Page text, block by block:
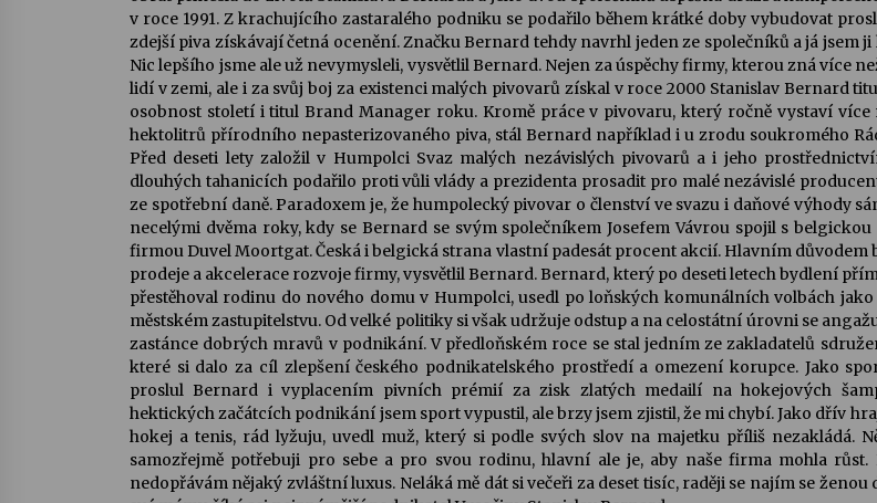
v roce 1991. Z krachujícího zastaralého podniku se podařilo během krátké doby vybudovat
zdejší piva získávají četná ocenění. Značku Bernard tehdy navrhl jeden ze společníků a já jsem
Nic lepšího jsme ale už nevymysleli, vysvětlil Bernard. Nejen za úspěchy firmy, kterou zná více
lidí v zemi, ale i za svůj boj za existenci malých pivovarů získal v roce 2000 Stanislav Bernard
osobnost století i titul Brand Manager roku. Kromě práce v pivovaru, který ročně vystaví více
hektolitrů přírodního nepasterizovaného piva, stál Bernard například i u zrodu soukromého
Před deseti lety založil v Humpolci Svaz malých nezávislých pivovarů a i jeho
dlouhých tahanicích podařilo proti vůli vlády a prezidenta prosadit pro malé nezávislé
ze spotřební daně. Paradoxem je, že humpolecký pivovar o členství ve svazu i daňové výhody
necelými dvěma roky, kdy se Bernard se svým společníkem Josefem Vávrou spojil s
firmou Duvel Moortgat. Česká i belgická strana vlastní padesát procent akcií. Hlavním důvodem
prodeje a akcelerace rozvoje firmy, vysvětlil Bernard. Bernard, který po deseti letech bydlení
přestěhoval rodinu do nového domu v Humpolci, usedl po loňských komunálních volbách
městském zastupitelstvu. Od velké politiky si však udržuje odstup a na celostátní úrovni se
zastánce dobrých mravů v podnikání. V předloňském roce se stal jedním ze zakladatelů
které si dalo za cíl zlepšení českého podnikatelského prostředí a omezení korupce. Jako
proslul Bernard i vyplacením pivních prémií za zisk zlatých medailí na hokejových
hektických začátcích podnikání jsem sport vypustil, ale brzy jsem zjistil, že mi chybí. Jako dřív
hokej a tenis, rád lyžuju, uvedl muž, který si podle svých slov na majetku příliš nezakládá.
samozřejmě potřebuji pro sebe a pro svou rodinu, hlavní ale je, aby naše firma mohla růst.
nedopřávám nějaký zvláštní luxus. Neláká mě dát si večeři za deset tisíc, raději se najím se ženou